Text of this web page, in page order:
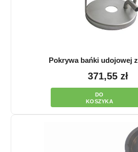
Pokrywa bańki udojowej
371,55 zł